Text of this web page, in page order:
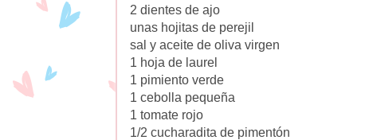
2 dientes de ajo
unas hojitas de perejil
sal y aceite de oliva virgen
1 hoja de laurel
1 pimiento verde
1 cebolla pequeña
1 tomate rojo
1/2 cucharadita de pimentón